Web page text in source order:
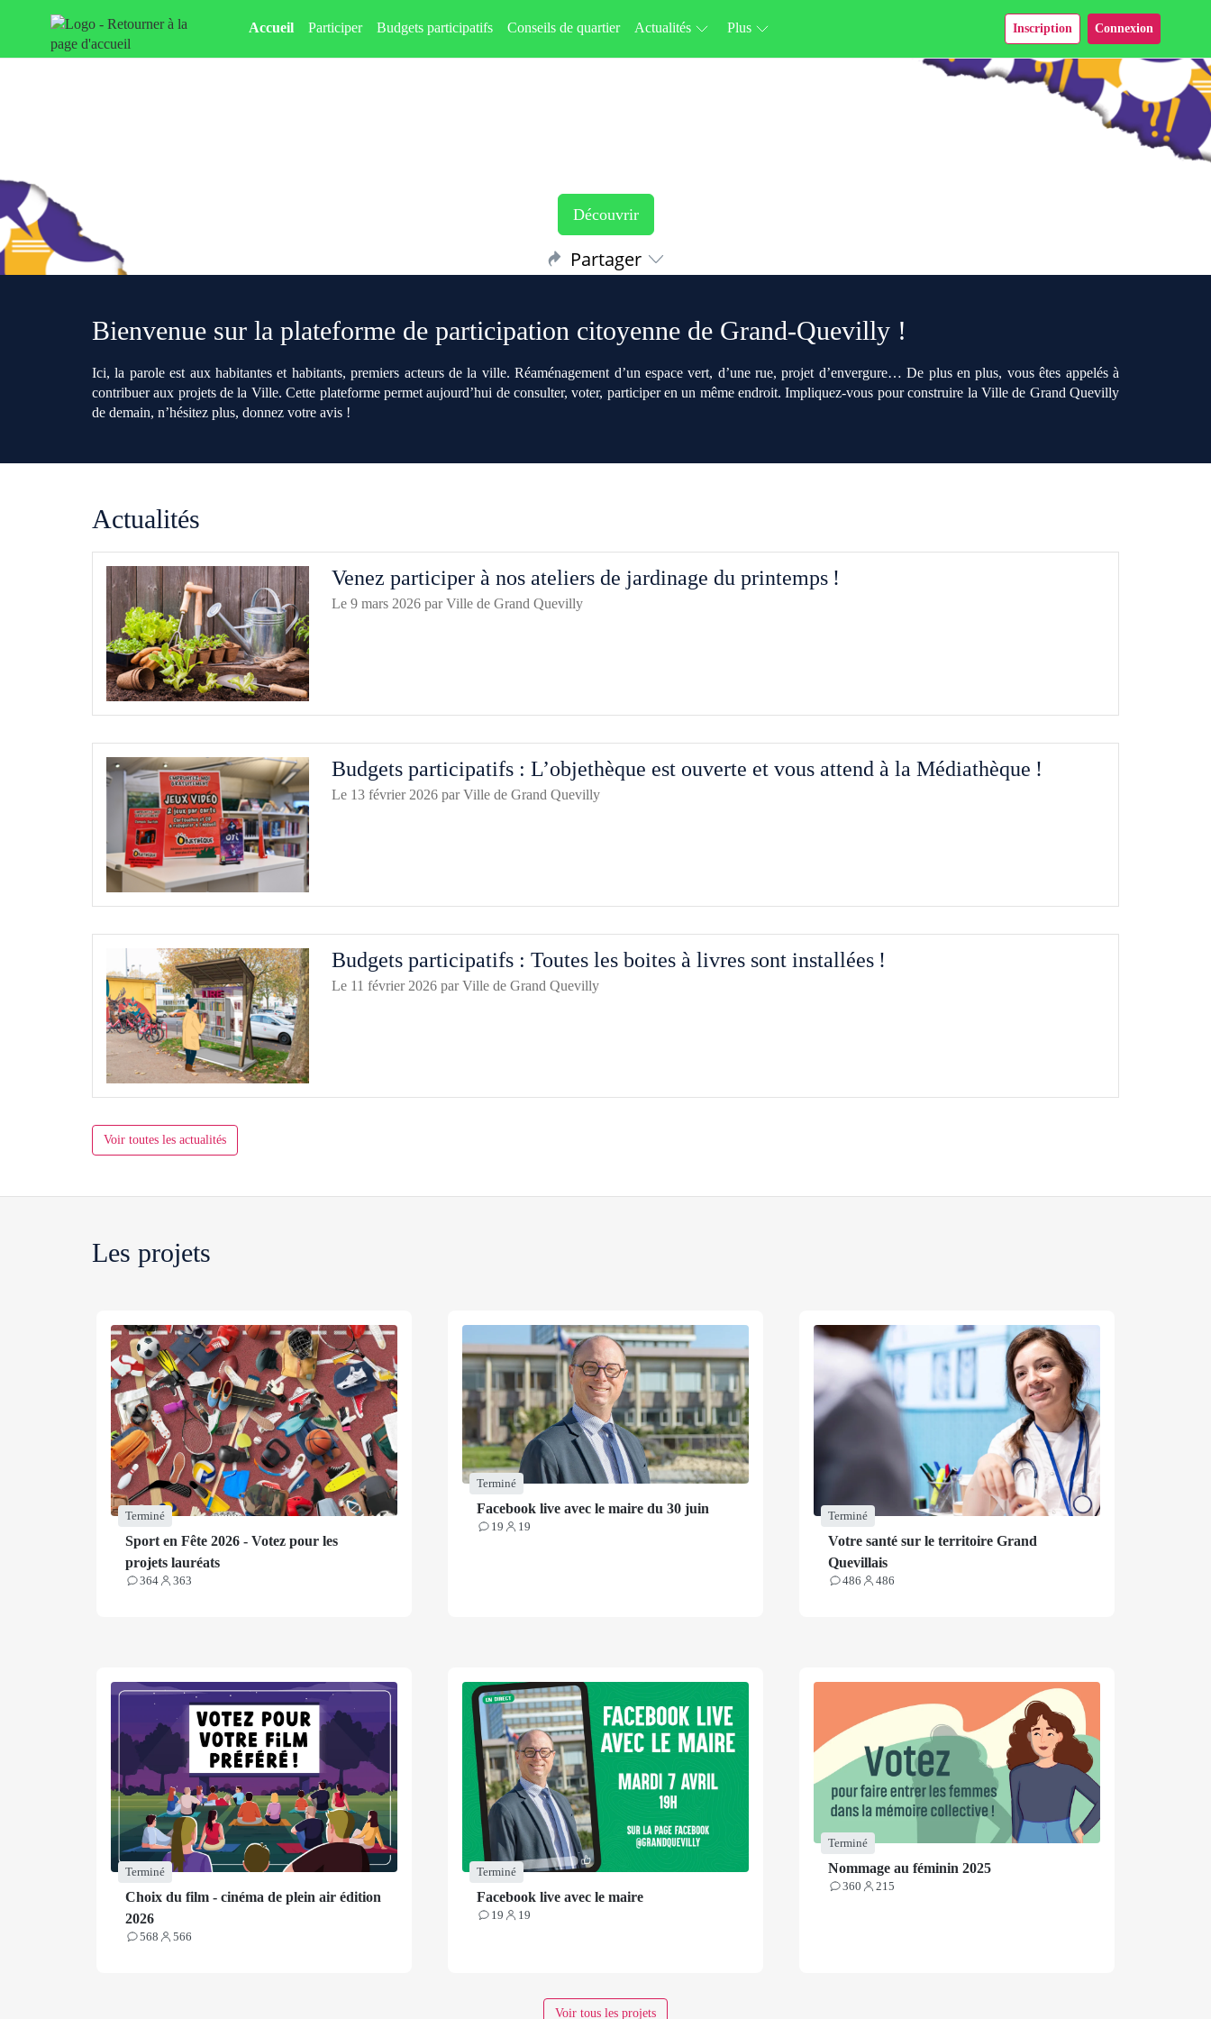
Aller au menu Aller au contenu
Accueil Participer Budgets participatifs Conseils de quartier Actualités Plus Inscription Connexion
Découvrir
Partager
Bienvenue sur la plateforme de participation citoyenne de Grand-Quevilly !
Ici, la parole est aux habitantes et habitants, premiers acteurs de la ville. Réaménagement d’un espace vert, d’une rue, projet d’envergure… De plus en plus, vous êtes appelés à
contribuer aux projets de la Ville. Cette plateforme permet aujourd’hui de consulter, voter, participer en un même endroit. Impliquez-vous pour construire la Ville de Grand Quevilly
de demain, n’hésitez plus, donnez votre avis !
Actualités
Venez participer à nos ateliers de jardinage du printemps !
Le 9 mars 2026 parVille de Grand Quevilly
Budgets participatifs : L’objethèque est ouverte et vous attend à la Médiathèque !
Le 13 février 2026 parVille de Grand Quevilly
Budgets participatifs : Toutes les boites à livres sont installées !
Le 11 février 2026 parVille de Grand Quevilly
Voir toutes les actualités
Les projets
Terminé
Sport en Fête 2026 - Votez pour les
projets lauréats
364
Contributions
363
Participants
Terminé
Facebook live avec le maire du 30 juin
19
Contributions
19
Participants
Terminé
Votre santé sur le territoire Grand
Quevillais
486
Contributions
486
Participants
Terminé
Choix du film - cinéma de plein air édition
2026
568
Contributions
566
Participants
Terminé
Facebook live avec le maire
19
Contributions
19
Participants
Terminé
Nommage au féminin 2025
360
Contributions
215
Participants
Voir tous les projets